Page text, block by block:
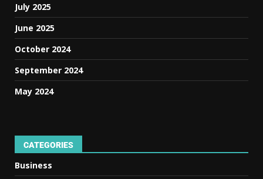
July 2025
June 2025
October 2024
September 2024
May 2024
CATEGORIES
Business